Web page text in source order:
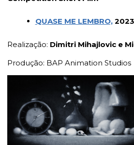
QUASE ME LEMBRO,
Realização: Dimitri Mihajlovic e
Produção: BAP Animation Studios